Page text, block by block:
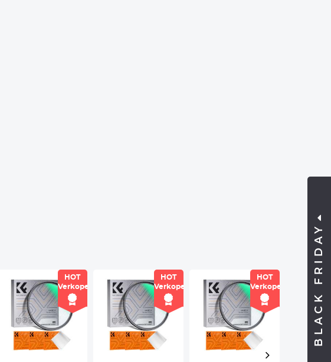
HOT
Verkoper
HOT
Verkoper
HOT
Verkoper
BLACK FRIDAY